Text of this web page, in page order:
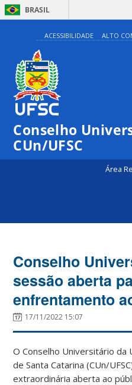
BRASIL
ACESSIBILIDADE ALTO
Conselho
CUn/UFSC
Área
Conselho
sessão aberta
enfrentamento
17/11/2022 15:07
O Conselho Universitário da
de Santa Catarina (CUn/
extraordinária aberta ao